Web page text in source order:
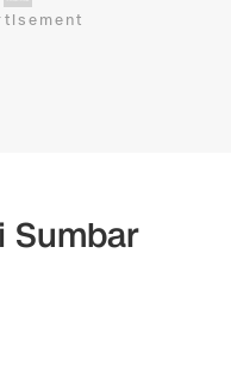
Sumbar